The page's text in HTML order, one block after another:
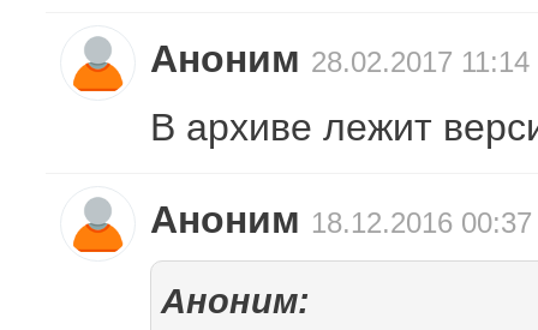
Аноним 28.02.2017 11:14
В архиве лежит
Аноним 18.12.2016 00:37
Аноним: